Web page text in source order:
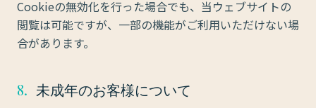
Cookieの無効化を行った場合でも、当ウェブサイトの
閲覧は可能ですが、一部の機能がご利用いただけない場
合があります。
8. 未成年のお客様について